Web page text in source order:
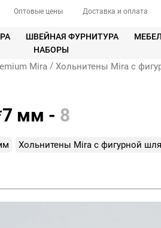
Оптовые цены Доставка и оплата
ШВЕЙНАЯ ФУРНИТУРА
НАБОРЫ
Mira / Хольнитены Mira с
мм - 8
Хольнитены Mira с фигурной